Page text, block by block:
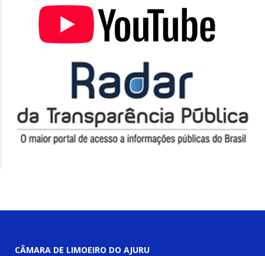
CÂMARA DE LIMOEIRO DO AJURU